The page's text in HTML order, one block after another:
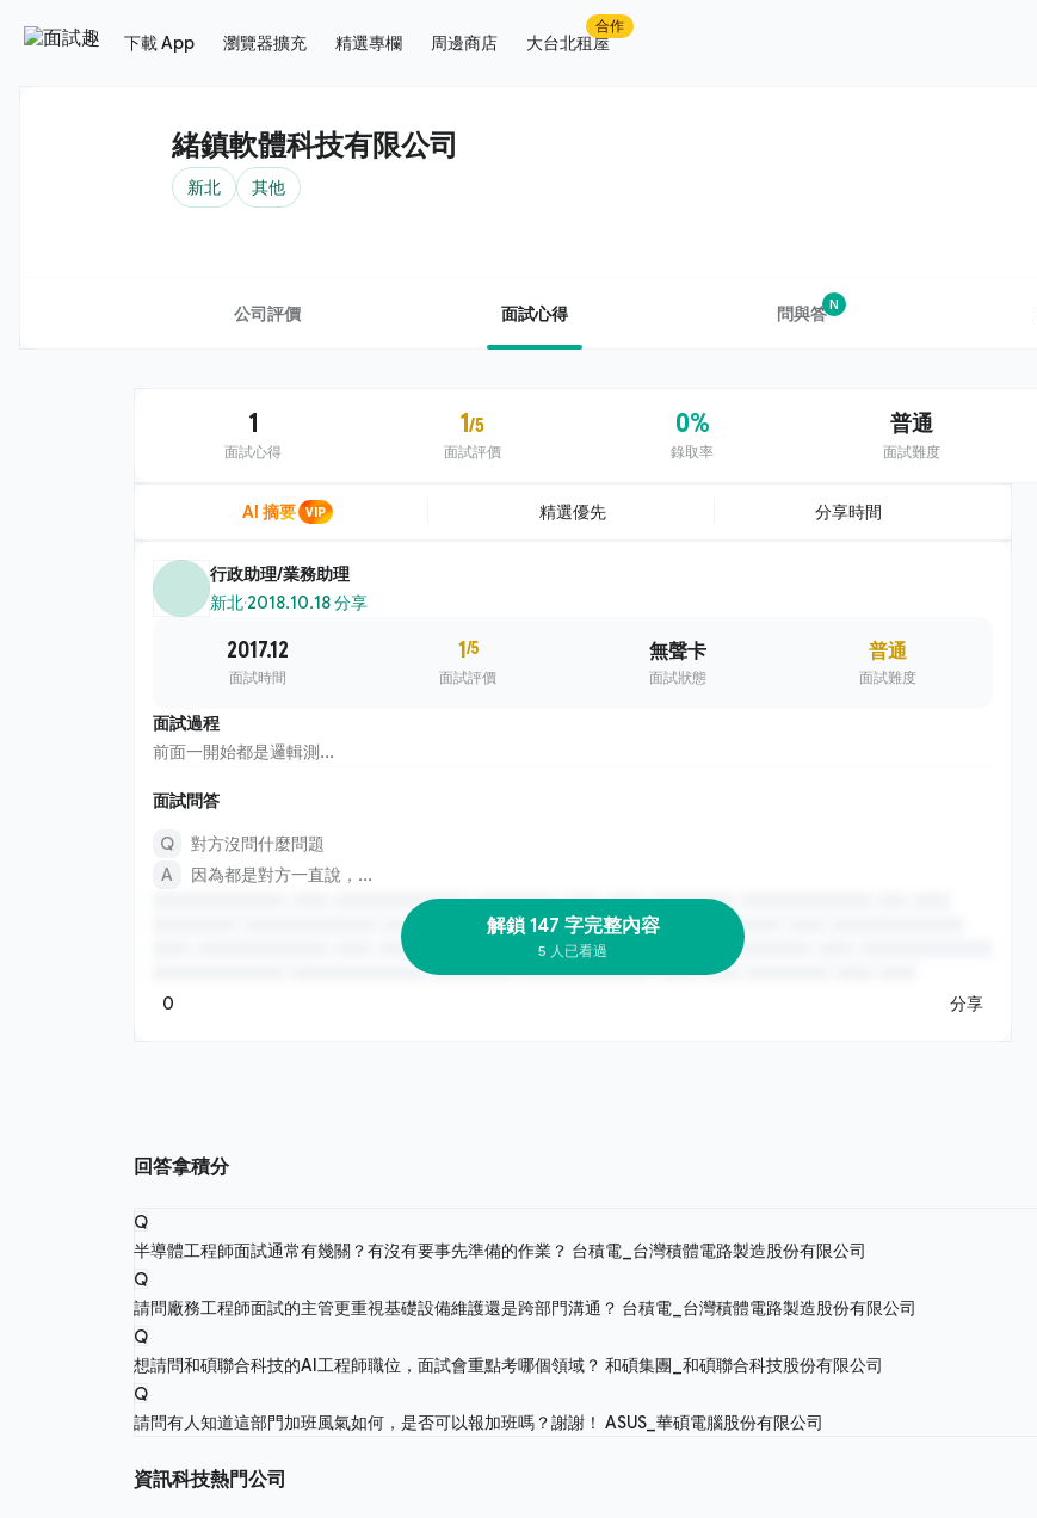
下載 App 瀏覽器擴充 精選專欄 周邊商店 大台北租屋
合作
緒鎮軟體科技有限公司
新北 其他
公司評價 面試心得 問與答N
1
面試心得
1/5
面試評價
0%
錄取率
普通
面試難度
AI 摘要 VIP
行政助理/業務助理
新北·2018.10.18 分享
2017.12
面試時間
1/5
面試評價
無聲卡
面試狀態
普通
面試難度
面試過程
前面一開始都是邏輯測...
面試問答
對方沒問什麼問題
因為都是對方一直說，...
解鎖 147 字完整內容
5 人已看過
0 分享
回答拿積分
Q
半導體工程師面試通常有幾關？有沒有要事先準備的作業？ 台積電_台灣積體電路製造股份有限公司
Q
請問廠務工程師面試的主管更重視基礎設備維護還是跨部門溝通？ 台積電_台灣積體電路製造股份有限公司
Q
想請問和碩聯合科技的AI工程師職位，面試會重點考哪個領域？ 和碩集團_和碩聯合科技股份有限公司
Q
請問有人知道這部門加班風氣如何，是否可以報加班嗎？謝謝！ ASUS_華碩電腦股份有限公司
資訊科技熱門公司